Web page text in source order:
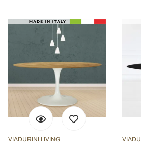
VIADURINI LIVING